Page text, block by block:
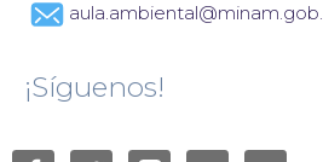
¡Síguenos!